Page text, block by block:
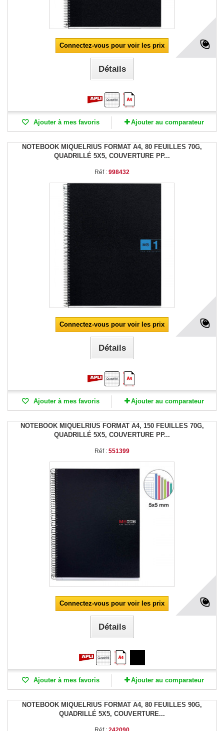
Connectez-vous pour voir les prix
Détails
Ajouter à mes favoris Ajouter au comparateur
NOTEBOOK MIQUELRIUS FORMAT A4, 80 FEUILLES 70G,
QUADRILLÉ 5X5, COUVERTURE PP...
Réf : 998432
Connectez-vous pour voir les prix
Détails
Ajouter à mes favoris Ajouter au comparateur
NOTEBOOK MIQUELRIUS FORMAT A4, 150 FEUILLES 70G,
QUADRILLÉ 5X5, COUVERTURE PP...
Réf : 551399
Connectez-vous pour voir les prix
Détails
Ajouter à mes favoris Ajouter au comparateur
NOTEBOOK MIQUELRIUS FORMAT A4, 80 FEUILLES 90G,
QUADRILLÉ 5X5, COUVERTURE...